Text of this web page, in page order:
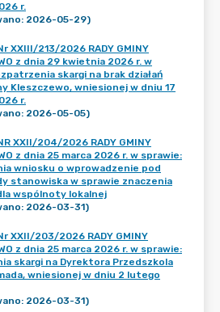
r.
2026-05-29)
XXIII/213/2026 RADY GMINY
z dnia 29 kwietnia 2026 r. w
skargi na brak działań
Kleszczewo, wniesionej w dniu 17
r.
2026-05-05)
XXII/204/2026 RADY GMINY
z dnia 25 marca 2026 r. w sprawie:
wniosku o wprowadzenie pod
stanowiska w sprawie znaczenia
wspólnoty lokalnej
2026-03-31)
XXII/203/2026 RADY GMINY
z dnia 25 marca 2026 r. w sprawie:
skargi na Dyrektora Przedszkola
wniesionej w dniu 2 lutego
2026-03-31)